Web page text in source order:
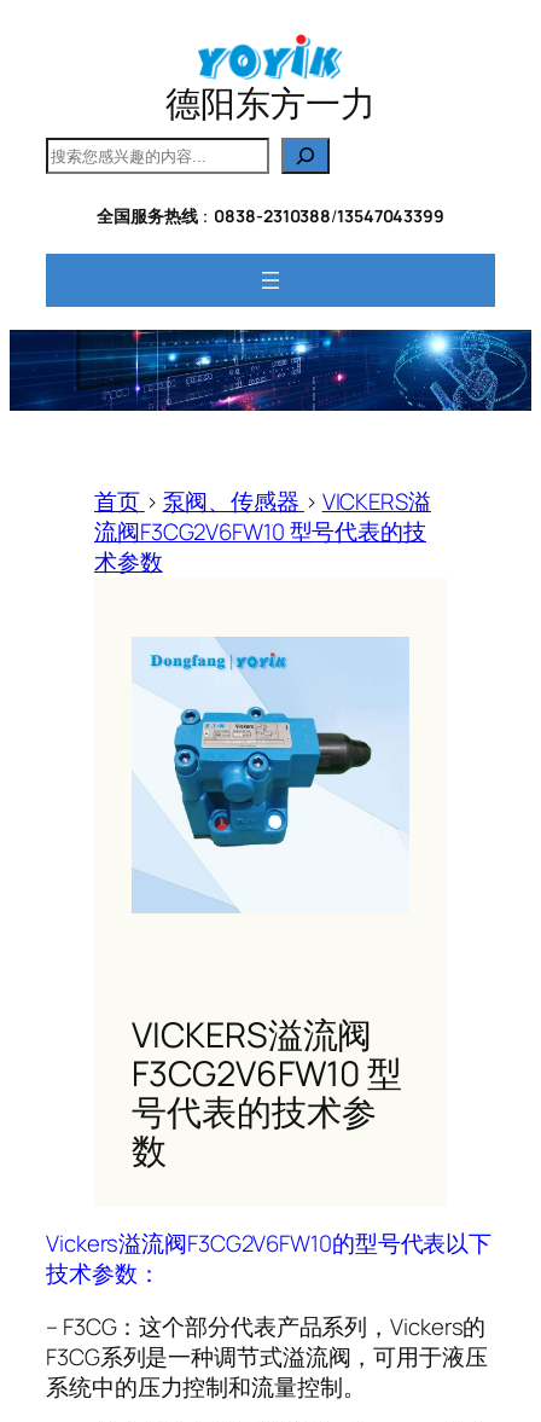
德阳东方一力
搜
索
全国服务热线： 0838-2310388/13547043399
首页 > 泵阀、传感器 > VICKERS溢
流阀F3CG2V6FW10 型号代表的技
术参数
VICKERS溢流阀
F3CG2V6FW10 型
号代表的技术参
数
Vickers溢流阀F3CG2V6FW10的型号代表以下
技术参数：
– F3CG：这个部分代表产品系列，Vickers的
F3CG系列是一种调节式溢流阀，可用于液压
系统中的压力控制和流量控制。